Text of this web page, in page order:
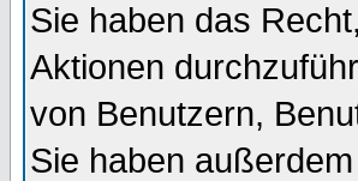
Sie haben das
Aktionen
von Benutzern,
Sie haben